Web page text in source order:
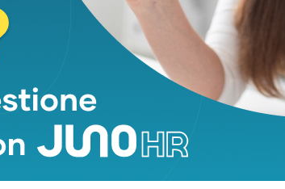
proseguire nel percorso già
conferma la volontà di aderire alle
ricorso.
una scelta che riteniamo miope e
Toscana , come invece ad esempio
da un sistema di mobilità più
termini di nuove opportunità di